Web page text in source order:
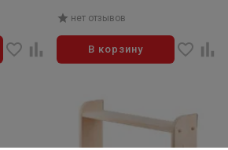
нет отзывов
В корзину